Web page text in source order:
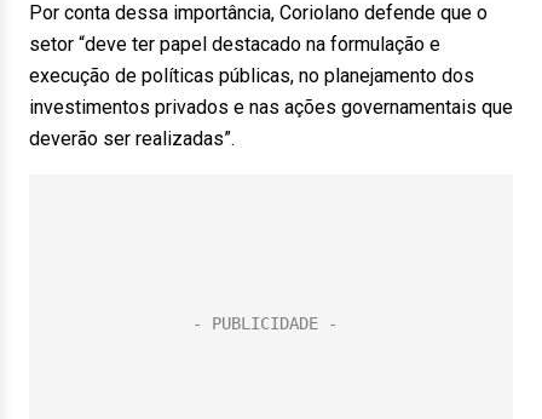
Por conta dessa importância, Coriolano defende que o
setor “deve ter papel destacado na formulação e
execução de políticas públicas, no planejamento dos
investimentos privados e nas ações governamentais que
deverão ser realizadas”.